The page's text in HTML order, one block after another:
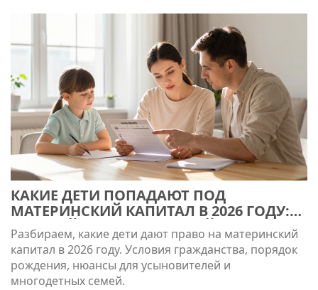
КАКИЕ ДЕТИ ПОПАДАЮТ ПОД
МАТЕРИНСКИЙ КАПИТАЛ В 2026 ГОДУ:
ПОЛНЫЙ РАЗБОР УСЛОВИЙ И
КАТЕГОРИЙ
Разбираем, какие дети дают право на материнский
капитал в 2026 году. Условия гражданства, порядок
рождения, нюансы для усыновителей и
многодетных семей.